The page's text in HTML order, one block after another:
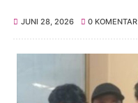
JUNI 28, 2026 0 KOMENTAR